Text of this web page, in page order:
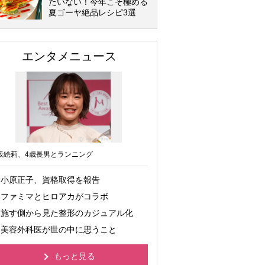
夏ゴーヤ絶品レシピ3選
エンタメニュース
絵莉、4歳長男とランニング
小原正子、資格取得を報告
ファミマとヒロアカがコラボ
施す側から見た整形のカジュアル化
美容外科医が世の中に思うこと
もっと見る